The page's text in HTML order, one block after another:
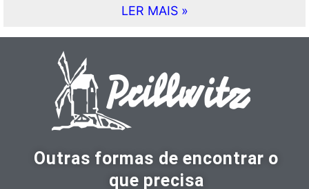
LER MAIS »
Outras formas de encontrar o
que precisa